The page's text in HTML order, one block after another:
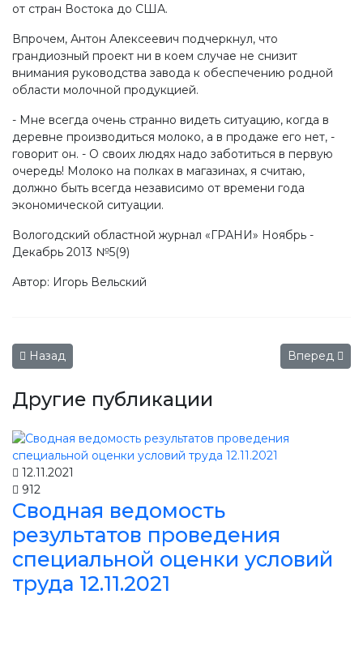
от стран Востока до США.
Впрочем, Антон Алексеевич подчеркнул, что
грандиозный проект ни в коем случае не снизит
внимания руководства завода к обеспечению родной
области молочной продукцией.
- Мне всегда очень странно видеть ситуацию, когда в
деревне производиться молоко, а в продаже его нет, -
говорит он. - О своих людях надо заботиться в первую
очередь! Молоко на полках в магазинах, я считаю,
должно быть всегда независимо от времени года
экономической ситуации.
Вологодский областной журнал «ГРАНИ» Ноябрь -
Декабрь 2013 №5(9)
Автор: Игорь Вельский
Предыдущий: ХХIII международная агропромышленная
Назад Следующий:
Вперед
Другие публикации
12.11.2021
912
Сводная ведомость
результатов проведения
специальной оценки условий
труда 12.11.2021